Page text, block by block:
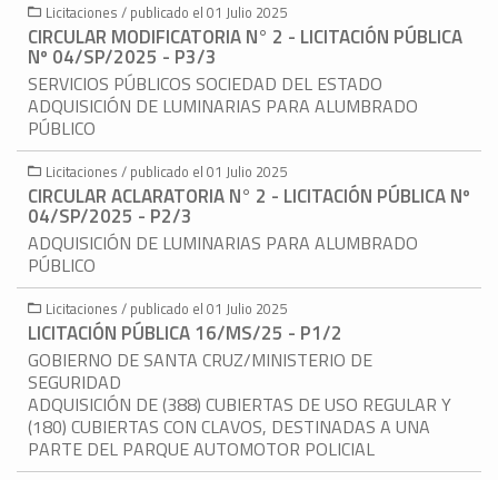
Licitaciones / publicado el 01 Julio 2025
CIRCULAR MODIFICATORIA N° 2 - LICITACIÓN PÚBLICA
Nº 04/SP/2025 - P3/3
SERVICIOS PÚBLICOS SOCIEDAD DEL ESTADO
ADQUISICIÓN DE LUMINARIAS PARA ALUMBRADO
PÚBLICO
Licitaciones / publicado el 01 Julio 2025
CIRCULAR ACLARATORIA N° 2 - LICITACIÓN PÚBLICA Nº
04/SP/2025 - P2/3
ADQUISICIÓN DE LUMINARIAS PARA ALUMBRADO
PÚBLICO
Licitaciones / publicado el 01 Julio 2025
LICITACIÓN PÚBLICA 16/MS/25 - P1/2
GOBIERNO DE SANTA CRUZ/MINISTERIO DE
SEGURIDAD
ADQUISICIÓN DE (388) CUBIERTAS DE USO REGULAR Y
(180) CUBIERTAS CON CLAVOS, DESTINADAS A UNA
PARTE DEL PARQUE AUTOMOTOR POLICIAL